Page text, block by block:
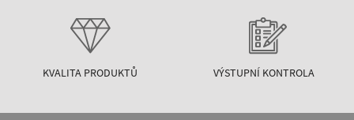
KVALITA PRODUKTŮ VÝSTUPNÍ KONTROLA